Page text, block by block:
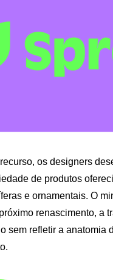
os designers
de produtos
e ornamentais. O
renascimento, a
sem refletir a